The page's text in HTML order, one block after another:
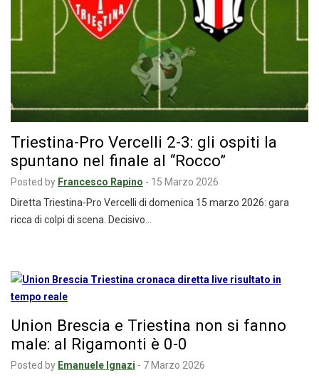
Triestina-Pro Vercelli 2-3: gli ospiti la
spuntano nel finale al “Rocco”
Posted by Francesco Rapino - 15 Marzo 2026
Diretta Triestina-Pro Vercelli di domenica 15 marzo 2026: gara
ricca di colpi di scena. Decisivo…
Union Brescia e Triestina non si fanno
male: al Rigamonti è 0-0
Posted by Emanuele Ignazi - 7 Marzo 2026